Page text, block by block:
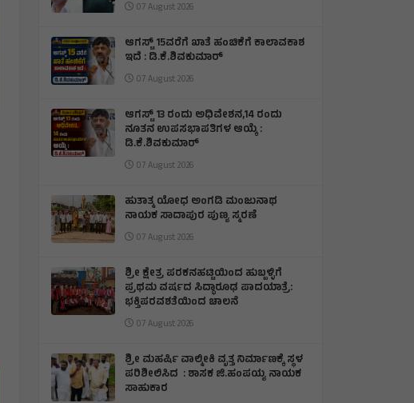
07 August 2026
ಆಗಸ್ಟ್ 15ವರೆಗೆ ಖಾತೆ ಹಂಚಿಕೆಗೆ ಕಾಲಾವಕಾಶ
ಇದೆ : ಡಿ.ಕೆ.ಶಿವಕುಮಾರ್
07 August 2026
ಆಗಸ್ಟ್ 13 ರಂದು ಅಧಿವೇಶನ,14 ರಂದು
ನೂತನ ಉಪಸಭಾಪತಿಗಳ ಆಯ್ಕೆ :
ಡಿ.ಕೆ.ಶಿವಕುಮಾರ್
07 August 2026
ಹುತಾತ್ಮ ಯೋಧ ಅಂಗಡಿ ಮಂಜುನಾಥ
ನಾಯಕ ಸಾದಾಪುರ ಪುಣ್ಯ ಸ್ಮರಣೆ
07 August 2026
​ಶ್ರೀ ಕ್ಷೇತ್ರ ಪರಕನಹಟ್ಟಿಯಿಂದ ಹುಬ್ಬಳ್ಳಿಗೆ
ಪ್ರಥಮ ವರ್ಷದ ಸಿದ್ಧಾರೂಢ ಪಾದಯಾತ್ರೆ:
ಭಕ್ತಿಪರವಶತೆಯಿಂದ ಚಾಲನೆ
07 August 2026
ಶ್ರೀ ಮಹರ್ಷಿ ವಾಲ್ಮೀಕಿ ವೃತ್ತ ನಿರ್ಮಾಣಕ್ಕೆ ಸ್ಥಳ
ಪರಿಶೀಲಿಸಿದ : ಶಾಸಕ ಜಿ.ಹಂಪಯ್ಯ ನಾಯಕ
ಸಾಹುಕಾರ